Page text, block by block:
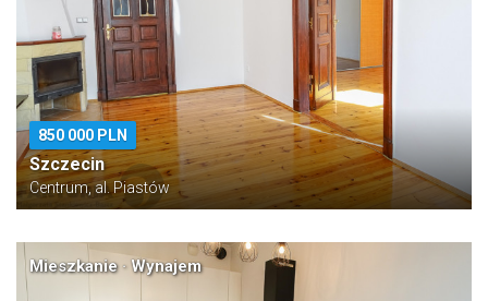
850 000 PLN
Szczecin
Centrum, al. Piastów
Mieszkanie · Wynajem